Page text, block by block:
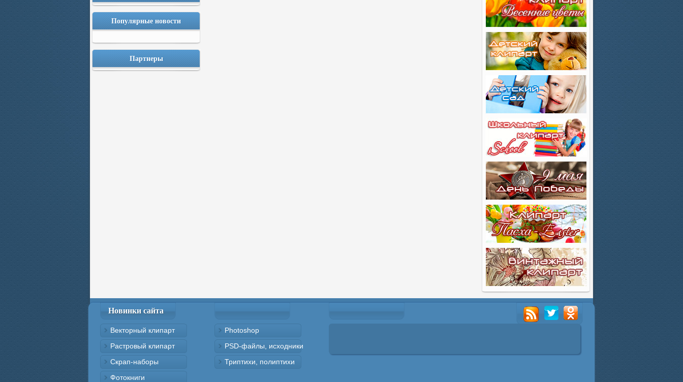
Популярные новости
Партнеры
Новинки сайта
Векторный клипарт
Растровый клипарт
Скрап-наборы
Фотокниги
Photoshop
PSD-файлы, исходники
Триптихи, полиптихи